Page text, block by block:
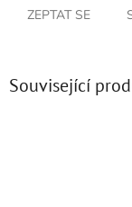
ZEPTAT SE
Související